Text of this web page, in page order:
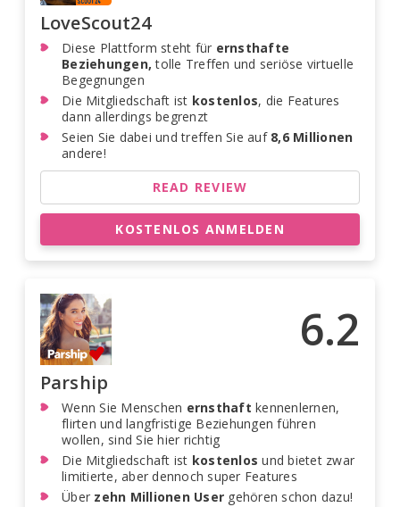
LoveScout24
Diese Plattform steht für ernsthafte
Beziehungen, tolle Treffen und seriöse virtuelle
Begegnungen
Die Mitgliedschaft ist kostenlos, die Features
dann allerdings begrenzt
Seien Sie dabei und treffen Sie auf 8,6 Millionen
andere!
READ REVIEW
KOSTENLOS ANMELDEN
6.2
Parship
Wenn Sie Menschen ernsthaft kennenlernen,
flirten und langfristige Beziehungen führen
wollen, sind Sie hier richtig
Die Mitgliedschaft ist kostenlos und bietet zwar
limitierte, aber dennoch super Features
Über zehn Millionen User gehören schon dazu!